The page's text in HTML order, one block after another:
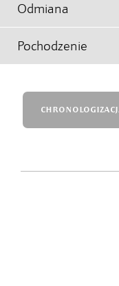
Odmiana
Pochodzenie